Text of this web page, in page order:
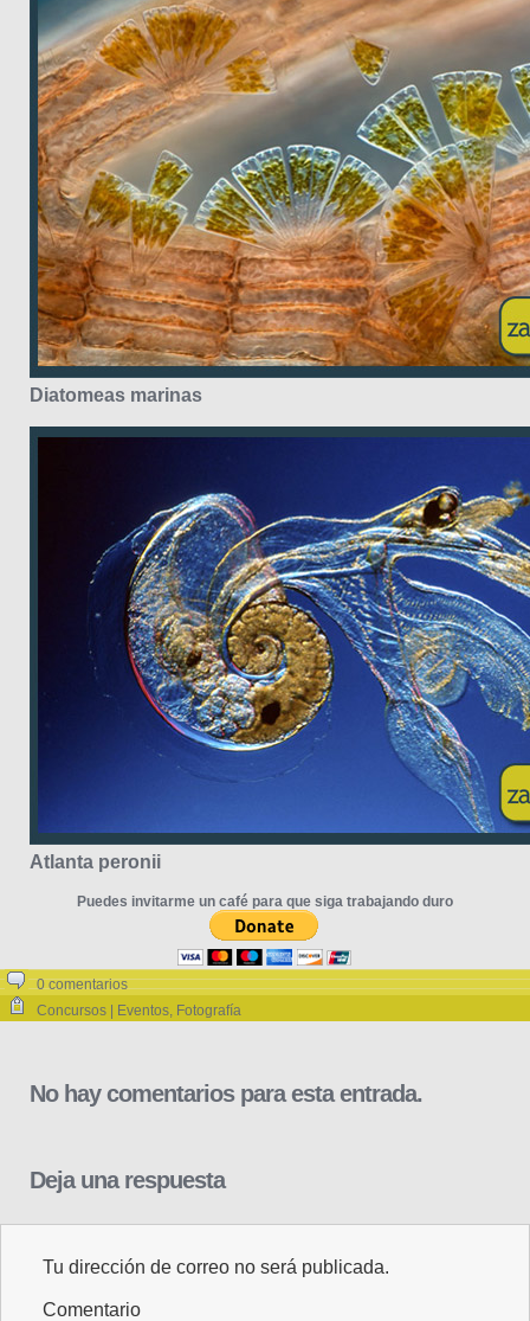
Diatomeas marinas
Atlanta peronii
Puedes invitarme un café para que siga trabajando duro
0 comentarios
Concursos | Eventos, Fotografía
No hay comentarios para esta entrada.
Deja una respuesta
Tu dirección de correo no será publicada.
Comentario